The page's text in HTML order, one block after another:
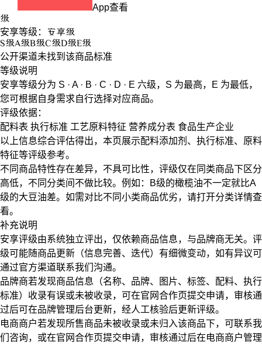
App查看
级
安享等级： 安享级
S级A级B级C级D级E级
公开渠道未找到该商品标准
等级说明
安享等级分为 S · A · B · C · D · E 六级， S 为最高， E 为最低，
您可根据自身需求自行选择对应商品。
评级依据：
配料表 执行标准 工艺原料特征 营养成分表 食品生产企业
以上信息综合评估得出，本页展示配料添加剂 、 执行标准、 原料
特征等评级参考。
不同商品特性存在差异，不具可比性，评级仅在 同类商品下区分
高低，不同分类间不做比较。例如：B级的橄榄油不一定就比A
级的大豆油差。如需对比不同小类商品优劣，请打开分类详情查
看。
补充说明
安享评级由系统独立评出，仅依赖商品信息， 与品牌商无关。评
级可能随商品更新（信息完善、迭代）有细微变动，如有异议可
通过官方渠道联系我们沟通。
品牌商若发现商品信息（名称、品牌、图片、标签、配料、执行
标准）收录有误或未被收录，可在官网合作页提交申请，审核通
过后可在品牌管理后台更新，经人工核验后更新评级。
电商商户若发现所售商品未被收录或未归入该商品下，可联系我
们咨询，或在官网合作页提交申请，审核通过后在电商商户管理